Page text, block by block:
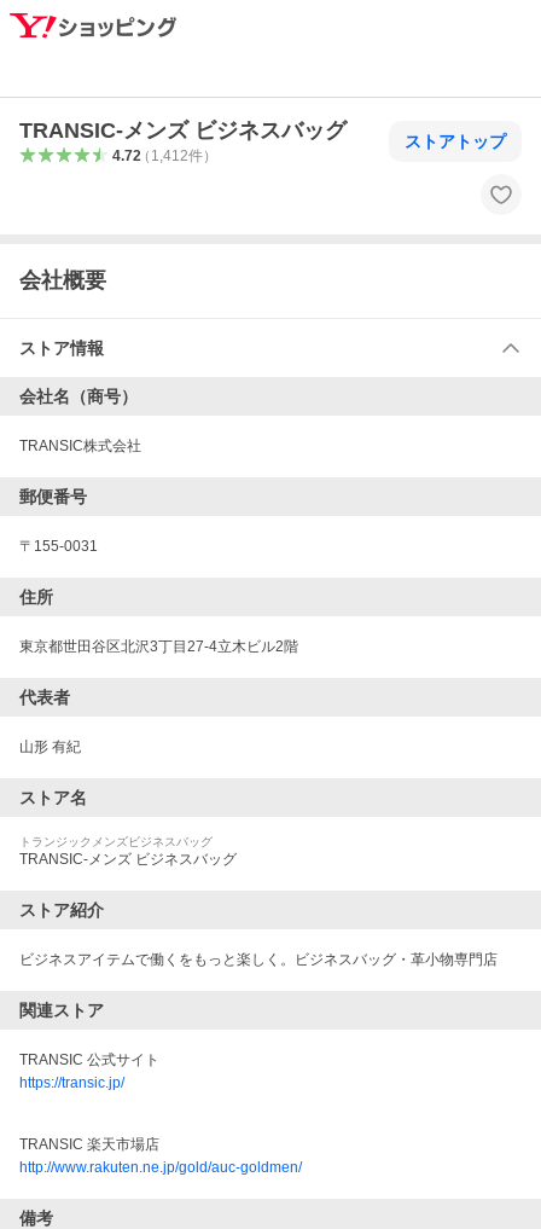
TRANSIC-メンズ ビジネスバッグ
4.72（ 1,412件）
ストアトップ
会社概要
ストア情報
会社名（商号）
TRANSIC株式会社
郵便番号
〒 155-0031
住所
東京都世田谷区北沢3丁目27-4立木ビル2階
代表者
山形 有紀
ストア名
トランジックメンズビジネスバッグ
TRANSIC-メンズ ビジネスバッグ
ストア紹介
ビジネスアイテムで働くをもっと楽しく。ビジネスバッグ・革小物専門店
関連ストア
TRANSIC 公式サイト
https://transic.jp/
TRANSIC 楽天市場店
http://www.rakuten.ne.jp/gold/auc-goldmen/
備考